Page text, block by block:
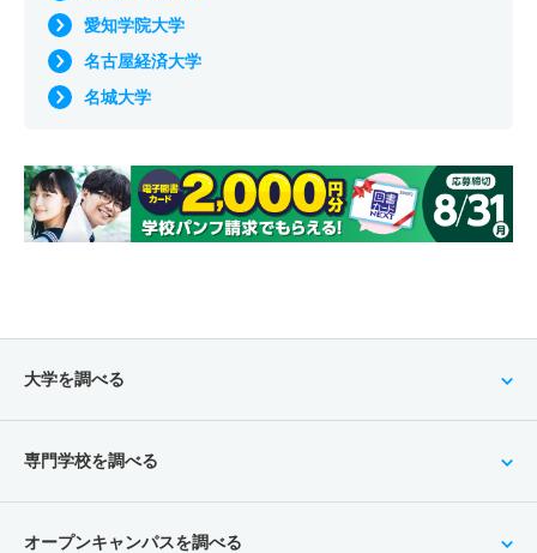
愛知学院大学
名古屋経済大学
名城大学
大学を調べる
専門学校を調べる
オープンキャンパスを調べる